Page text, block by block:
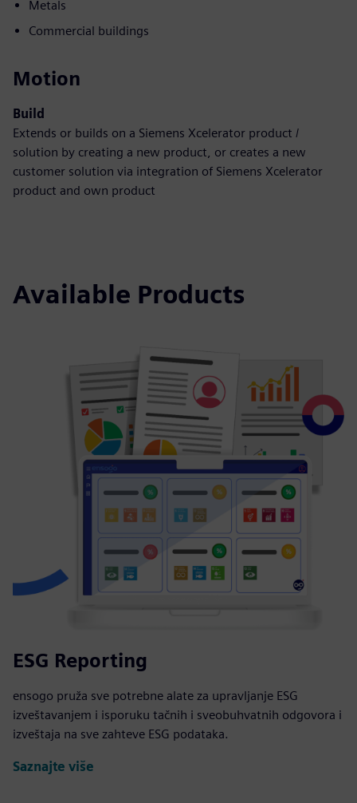
Metals
Commercial buildings
Motion
Build
Extends or builds on a Siemens Xcelerator product /
solution by creating a new product, or creates a new
customer solution via integration of Siemens Xcelerator
product and own product
Available Products
ESG Reporting
ensogo pruža sve potrebne alate za upravljanje ESG
izveštavanjem i isporuku tačnih i sveobuhvatnih odgovora i
izveštaja na sve zahteve ESG podataka.
Saznajte više